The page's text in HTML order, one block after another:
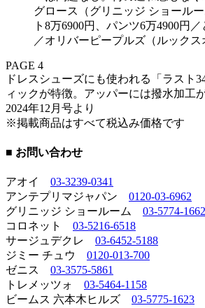
グロース（グリニッジ ショール
ト8万6900円、パンツ6万4900円
／オリバーピープルズ（ルック
PAGE 4
ドレスシューズにも使われる「ラスト
ィックが特徴。アッパーには撥水加工
2024年12月号より
※掲載商品はすべて税込み価格です
■ お問い合わせ
アオイ 03-3239-0341
アンテプリマジャパン 0120-03-6962
グリニッジ ショールーム 03-5774-1662
コロネット 03-5216-6518
サージュデクレ 03-6452-5188
ジミー チュウ 0120-013-700
ゼニス 03-3575-5861
トレメッツォ 03-5464-1158
ビームス 六本木ヒルズ 03-5775-1623